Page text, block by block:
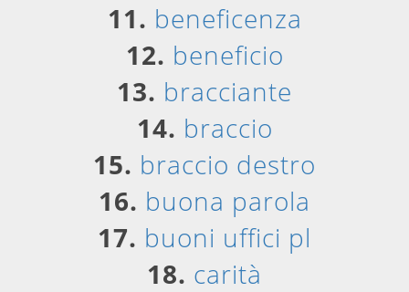
11. beneficenza
12. beneficio
13. bracciante
14. braccio
15. braccio destro
16. buona parola
17. buoni uffici pl
18. carità